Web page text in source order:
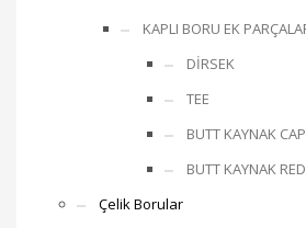
KAPLI BORU EK
DİRSEK
TEE
BUTT KAYNAK CAP
BUTT KAYNAK
Çelik Borular